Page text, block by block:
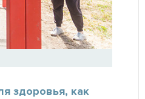
здоровья, как